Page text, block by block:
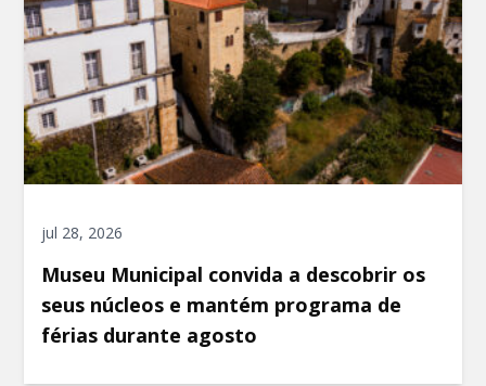
jul 28, 2026
Museu Municipal convida a descobrir os
seus núcleos e mantém programa de
férias durante agosto